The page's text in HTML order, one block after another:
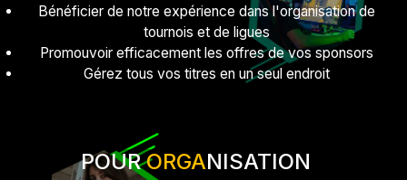
Bénéficier de notre expérience dans l'organisation de
tournois et de ligues
Promouvoir efficacement les offres de vos sponsors
Gérez tous vos titres en un seul endroit
POURORGANISATION